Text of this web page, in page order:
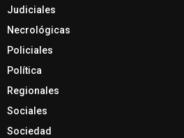
Judiciales
Necrológicas
Policiales
Política
Regionales
Sociales
Sociedad